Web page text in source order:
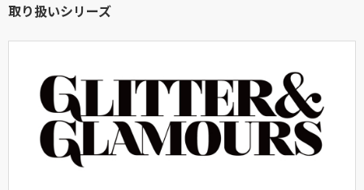
取り扱いシリーズ